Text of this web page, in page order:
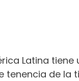
Latina
tenencia de la